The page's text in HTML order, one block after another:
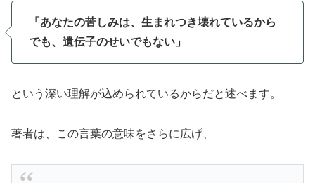
「あなたの苦しみは、生まれつき壊れているから
でも、遺伝子のせいでもない」
という深い理解が込められているからだと述べます。
著者は、この言葉の意味をさらに広げ、